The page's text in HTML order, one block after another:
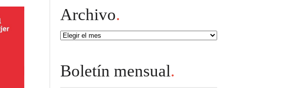
Archivo.
Archivo
Boletín mensual.